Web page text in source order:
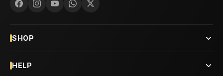
SHOP
HELP